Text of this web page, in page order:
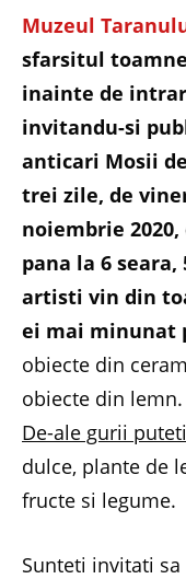
Muzeul
sfarsitul
inainte de
invitandu-si
anticari Mosii
trei zile, de
noiembrie
pana la 6
artisti vin din
ei mai minunat
obiecte din
obiecte din lemn.
De-ale gurii
dulce, plante de
fructe si legume.
Sunteti invitati